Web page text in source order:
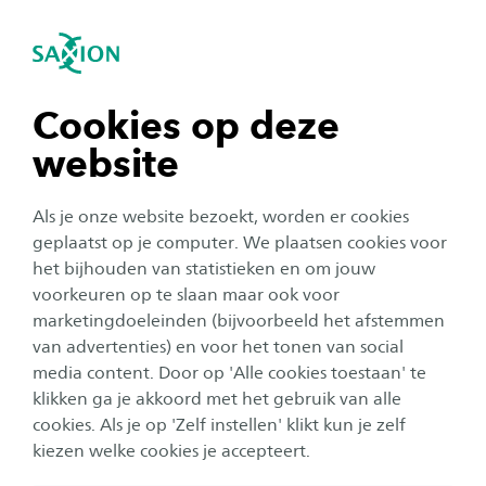
Cookies op deze
website
Als je onze website bezoekt, worden er cookies
geplaatst op je computer. We plaatsen cookies voor
het bijhouden van statistieken en om jouw
voorkeuren op te slaan maar ook voor
marketingdoeleinden (bijvoorbeeld het afstemmen
van advertenties) en voor het tonen van social
media content. Door op 'Alle cookies toestaan' te
klikken ga je akkoord met het gebruik van alle
cookies. Als je op 'Zelf instellen' klikt kun je zelf
kiezen welke cookies je accepteert.
Navigatie openen
tonen
tonen
tonen
tonen
sluiten
BRAM
Een effectieve interventie bij complexe
scheidingen waarbij justitie en sociaal werk
samenwerken?
Omschrijving
Scheidingen komen veel voor in Nederland. Voor
kinderen die hierbij betrokken zijn, is het belangrijk dat
een scheiding goed verloopt. Als dit zo is, hoeven
kinderen geen schade te ondervinden van de scheiding.